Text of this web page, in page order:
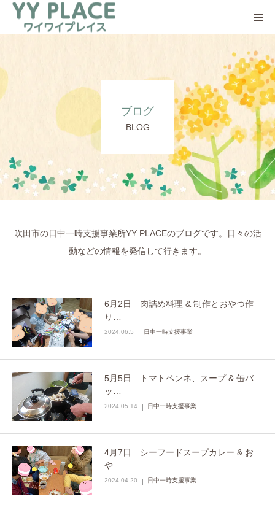
ブログ
BLOG
吹田市の日中一時支援事業所YY PLACEのブログです。日々の活
動などの情報を発信して行きます。
6月2日 肉詰め料理 & 制作とおやつ作
り…
2024.06.5 日中一時支援事業
5月5日 トマトペンネ、スープ & 缶バ
ッ…
2024.05.14 日中一時支援事業
4月7日 シーフードスープカレー & お
や…
2024.04.20 日中一時支援事業
日中一時支援事業とは
ご利用の流れ
アクセス